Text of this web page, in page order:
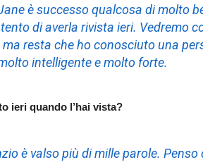
è successo qualcosa di molto
di averla rivista ieri. Vedremo
ma resta che ho conosciuto una
intelligente e molto forte.
ieri quando l’hai vista?
è valso più di mille parole.